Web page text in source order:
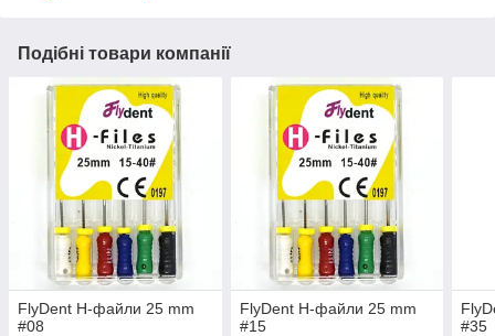
Подібні товари компанії
FlyDent H-файли 25 mm
#08
FlyDent H-файли 25 mm
#15
#35